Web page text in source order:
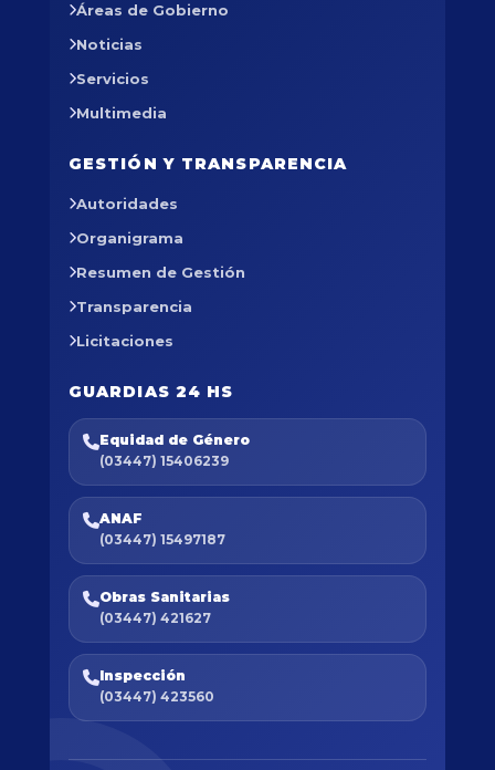
Áreas de Gobierno
Noticias
Servicios
Multimedia
GESTIÓN Y TRANSPARENCIA
Autoridades
Organigrama
Resumen de Gestión
Transparencia
Licitaciones
GUARDIAS 24 HS
Equidad de Género
(03447) 15406239
ANAF
(03447) 15497187
Obras Sanitarias
(03447) 421627
Inspección
(03447) 423560